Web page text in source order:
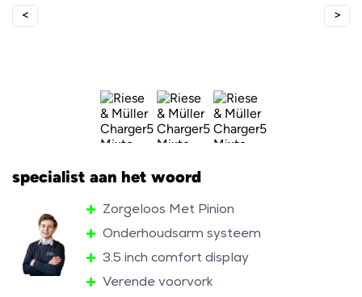
specialist aan het woord
Zorgeloos Met Pinion
Onderhoudsarm systeem
3.5 inch comfort display
Verende voorvork